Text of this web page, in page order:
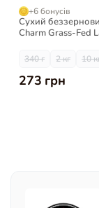
+6 бонусів
Сухий
Charm Grass-Fed
340 г 2 кг 10
273 грн